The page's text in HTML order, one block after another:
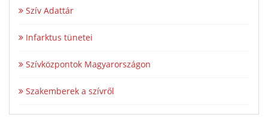
Szív Adattár
Infarktus tünetei
Szívközpontok Magyarországon
Szakemberek a szívről